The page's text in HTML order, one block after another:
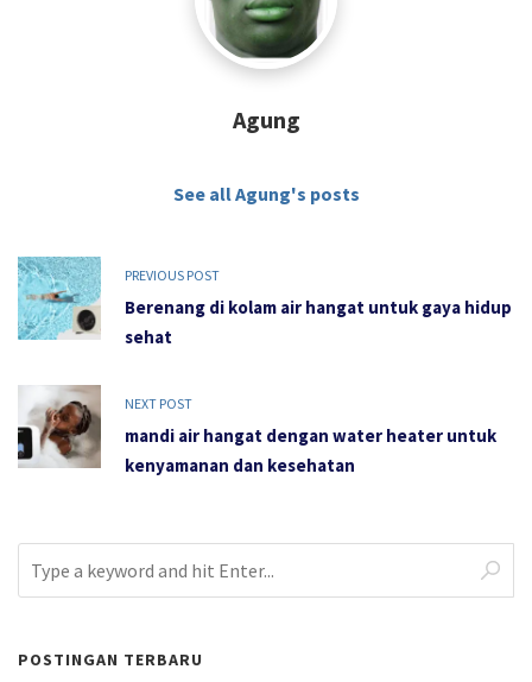
Agung
See all Agung's posts
PREVIOUS POST
Berenang di kolam air hangat untuk gaya hidup
sehat
NEXT POST
mandi air hangat dengan water heater untuk
kenyamanan dan kesehatan
POSTINGAN TERBARU